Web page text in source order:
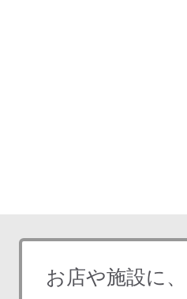
お店や施設に、